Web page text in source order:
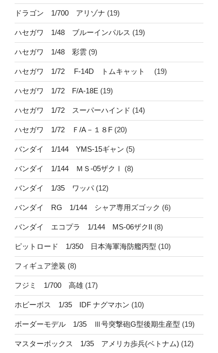
ドラゴン 1/700 アリゾナ (19)
ハセガワ 1/48 ブルーインパルス (19)
ハセガワ 1/48 彩雲 (9)
ハセガワ 1/72 F-14D トムキャット (19)
ハセガワ 1/72 F/A-18E (19)
ハセガワ 1/72 スーパーハインド (14)
ハセガワ 1/72 Ｆ/A－１８F (20)
バンダイ 1/144 YMS-15ギャン (5)
バンダイ 1/144 ＭＳ-05ザクⅠ (8)
バンダイ 1/35 ワッパ(12)
バンダイ RG 1/144 シャア専用ズゴック (6)
バンダイ エコプラ 1/144 MS-06ザクII (8)
ピットロード 1/350 日本海軍海防艦丙型 (10)
フィギュア塗装 (8)
フジミ 1/700 高雄 (17)
ホビーボス 1/35 IDF ナグマホン (10)
ボーダーモデル 1/35 Ⅲ号突撃砲G型後期生産型 (19)
マスターボックス 1/35 アメリカ歩兵(ベトナム) (12)